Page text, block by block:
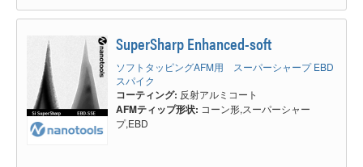
SuperSharp Enhanced-soft
ソフトタッピングAFM用 スーパーシャープ EBD
スパイク
コーティング: 反射アルミコート
AFMティップ形状: コーン形,スーパーシャー
プ,EBD